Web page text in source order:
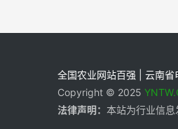
全国农业网站百强 | 云南省
Copyright © 2025
法律声明： 本站为行业信息